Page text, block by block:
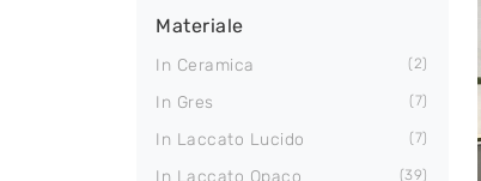
Materiale
In Ceramica 2
In Gres 7
In Laccato Lucido 7
In Laccato Opaco 39